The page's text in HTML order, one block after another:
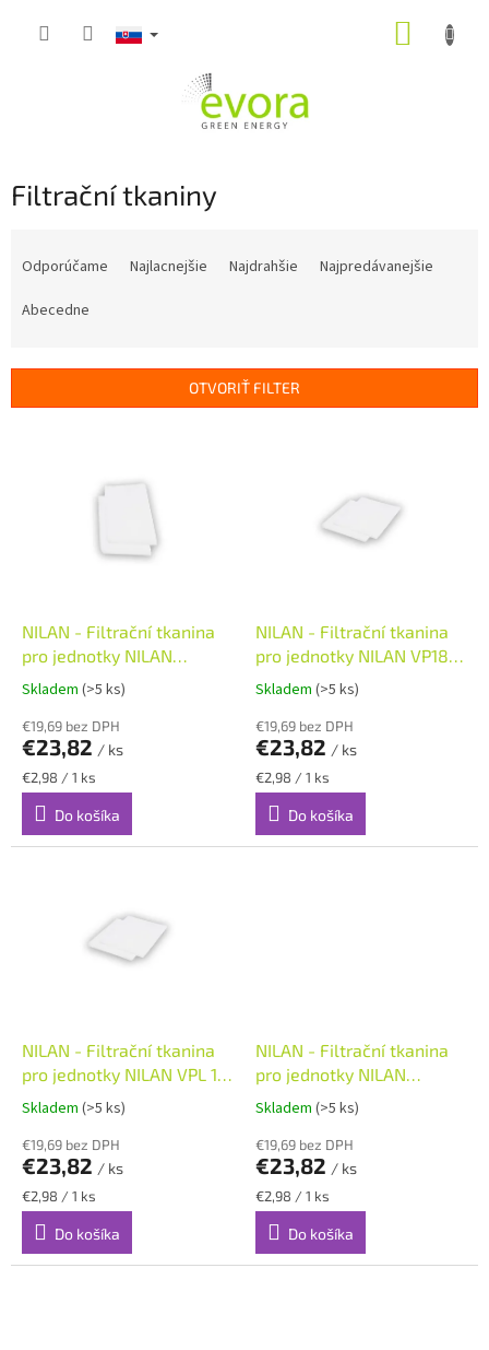
Filtrační tkaniny
p
Odporúčame Najlacnejšie Najdrahšie
Najpredávanejšie
Abecedne
OTVORIŤ FILTER
NILAN - Filtrační tkanina
pro jednotky NILAN
COMPACT 8ks
Skladem (>5 ks)
€19,69 bez DPH
€23,82 / ks
Jednotková
cena:
€2,98 / 1 ks
Do košíka
NILAN - Filtrační tkanina
pro jednotky NILAN VP18
8ks
Skladem (>5 ks)
€19,69 bez DPH
€23,82 / ks
Jednotková
cena:
€2,98 / 1 ks
Do košíka
NILAN - Filtrační tkanina
pro jednotky NILAN VPL 15
TOP 8ks
Skladem (>5 ks)
€19,69 bez DPH
€23,82 / ks
Jednotková
cena:
€2,98 / 1 ks
Do košíka
NILAN - Filtrační tkanina
pro jednotky NILAN
COMFORT 8ks
Skladem (>5 ks)
€19,69 bez DPH
€23,82 / ks
Jednotková
cena:
€2,98 / 1 ks
Do košíka